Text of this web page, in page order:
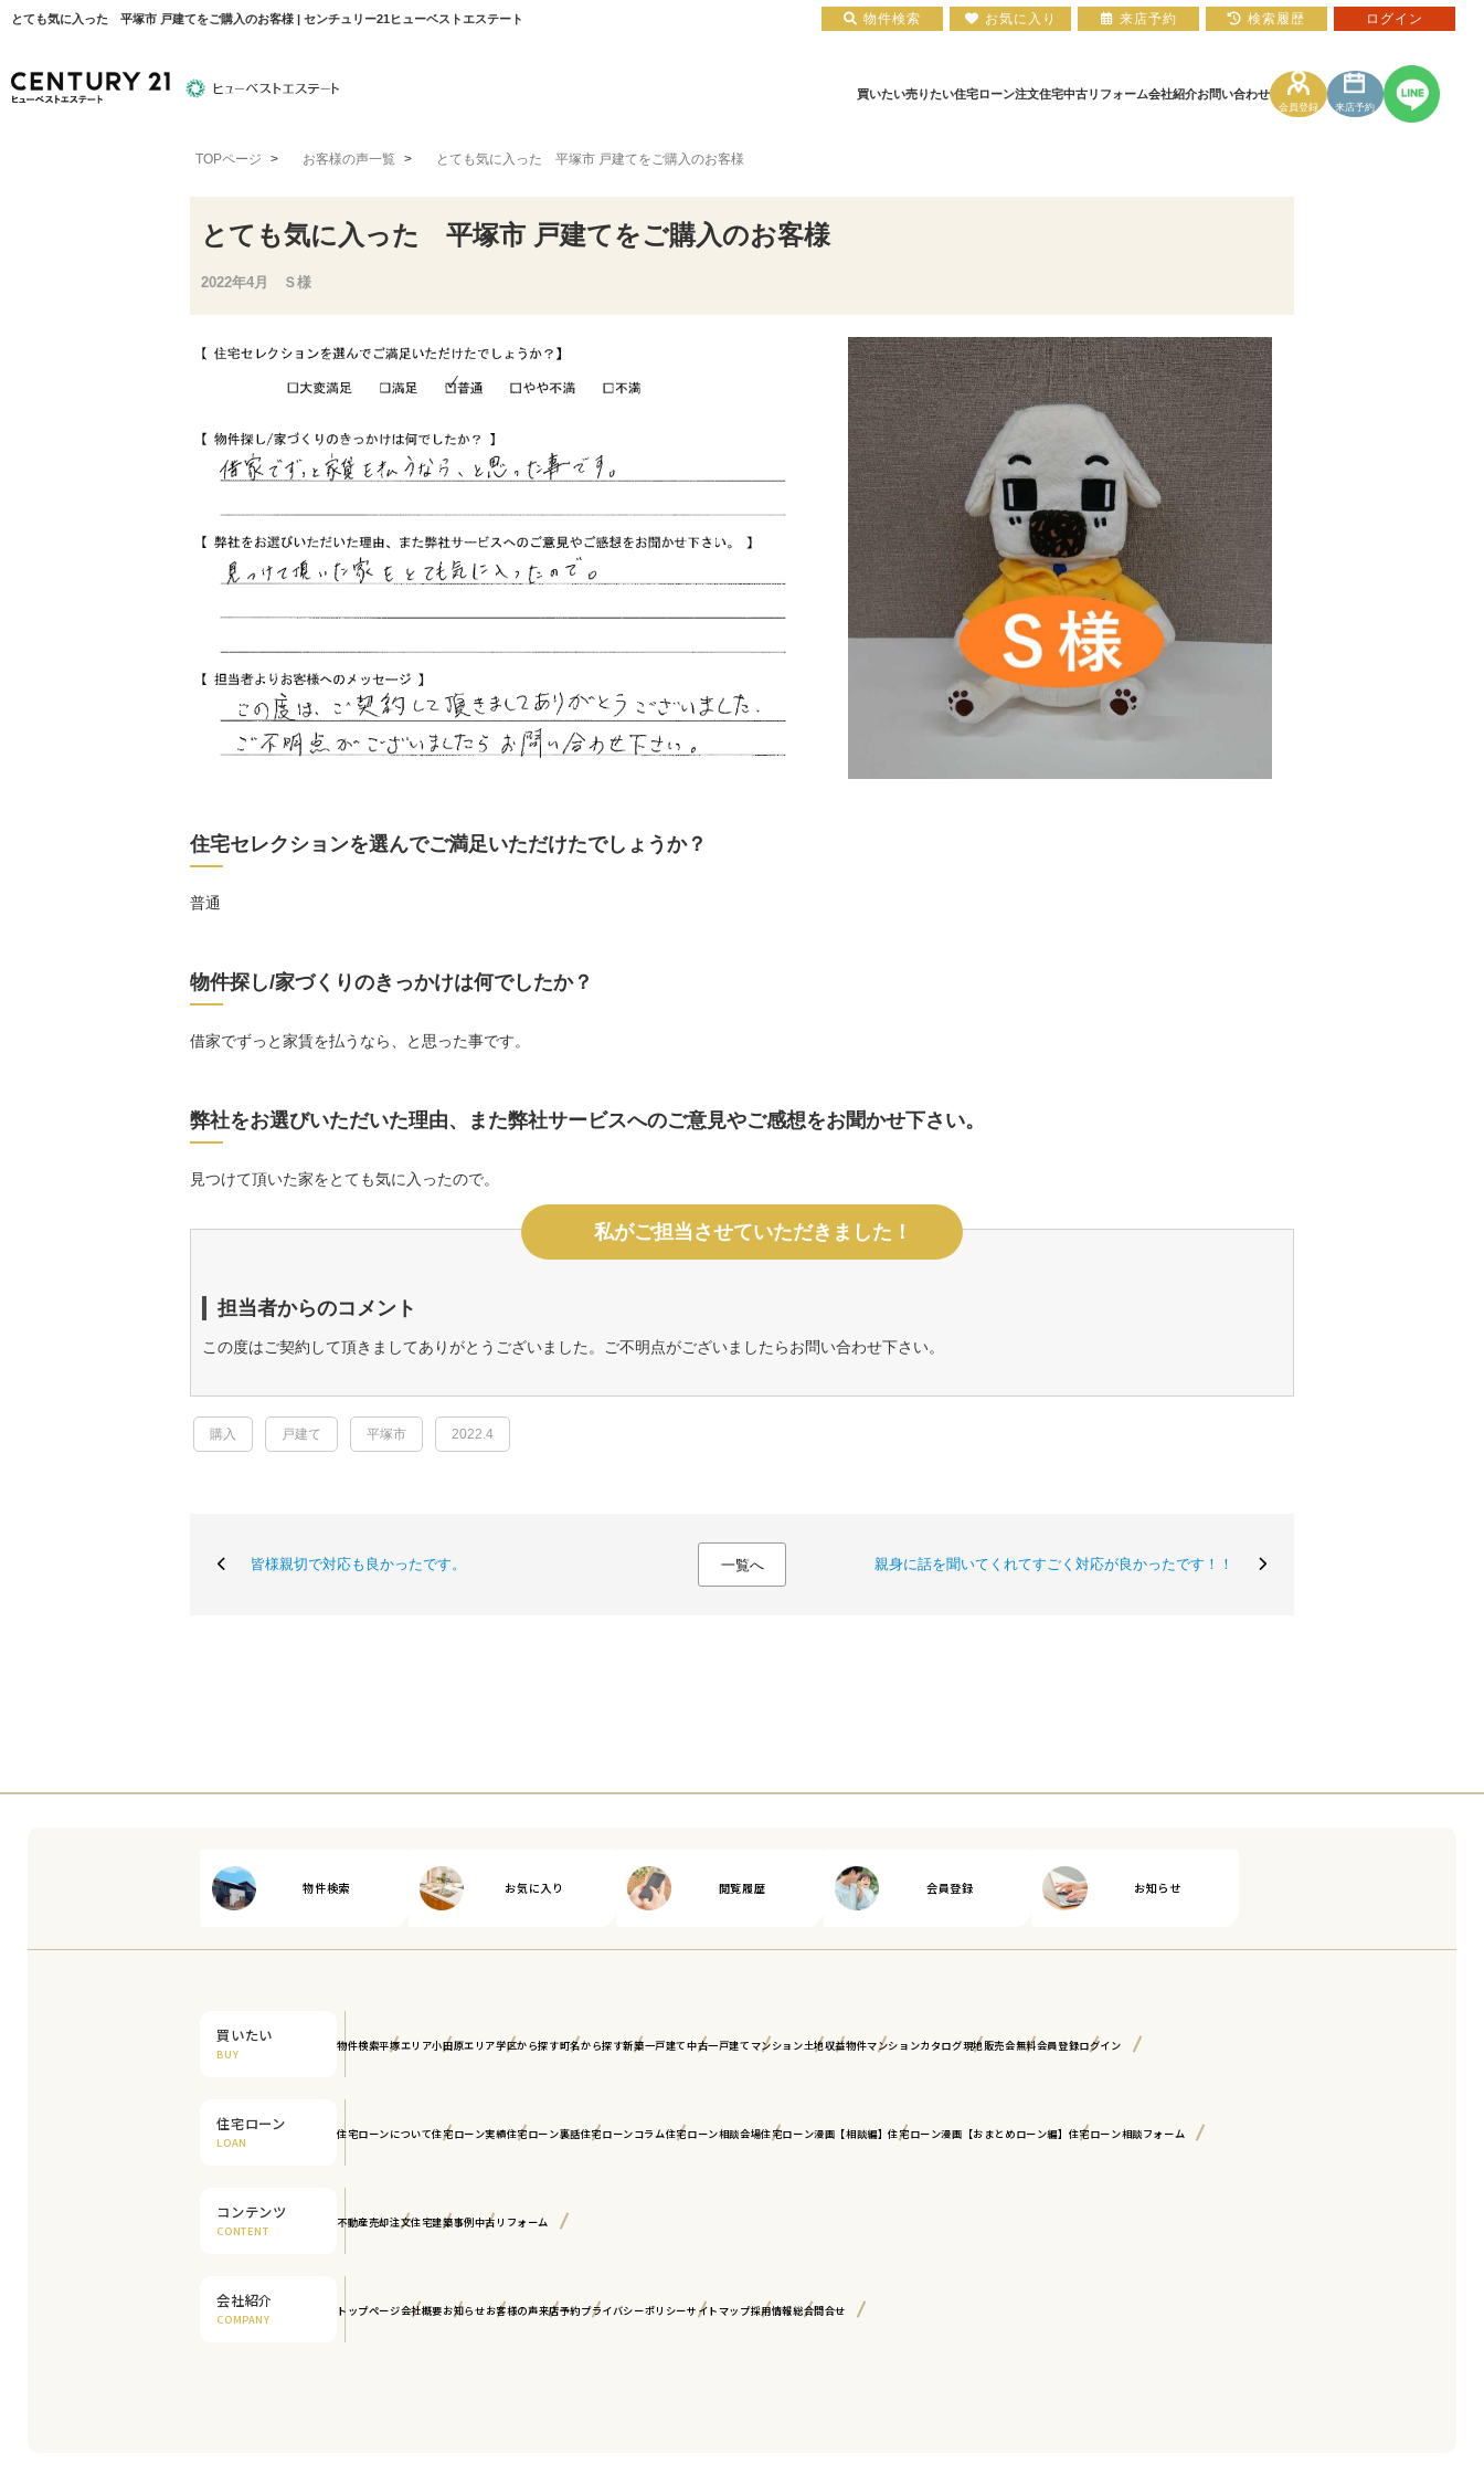
とても気に入った 平塚市 戸建てをご購入のお客様 | センチュリー21ヒューベストエステート
買いたい
物件検索 平塚エリア 小田原エリア 新築一戸建て 中古一戸建て
売りたい住宅ローン
住宅ローンについて 住宅ローン実績 住宅ローン裏話 住宅ローンコラム
注文住宅
注文住宅について
中古リフォーム会社紹介
会社概要 お知らせ お客様の声
お問い合わせ
会員登録 来店予約
TOPページ > お客様の声一覧 > とても気に入った 平塚市 戸建てをご購入のお客様
とても気に入った 平塚市 戸建てをご購入のお客様
2022年4月 Ｓ様
住宅セレクションを選んでご満足いただけたでしょうか？
普通
物件探し/家づくりのきっかけは何でしたか？
借家でずっと家賃を払うなら、と思った事です。
弊社をお選びいただいた理由、また弊社サービスへのご意見やご感想をお聞かせ下さい。
見つけて頂いた家をとても気に入ったので。
私がご担当させていただきました！
担当者からのコメント
この度はご契約して頂きましてありがとうございました。ご不明点がございましたらお問い合わせ下さい。
購入 戸建て 平塚市 2022.4
皆様親切で対応も良かったです。 一覧へ 親身に話を聞いてくれてすごく対応が良かったです！！
物件検索 お気に入り 閲覧履歴 会員登録 お知らせ
買いたい
BUY
物件検索平塚エリア小田原エリア学区から探す町名から探す新築一戸建て中古一戸建て マンション土地収益物件マンションカタログ現地販売会無料会員登録ログイン
住宅ローン
LOAN
住宅ローンについて住宅ローン実績住宅ローン裏話住宅ローンコラム住宅ローン相談会場住宅ローン漫画【相談編】住宅ローン漫画【おまとめローン編】 住宅ローン相談フォーム
コンテンツ
CONTENT
不動産売却注文住宅建築事例中古リフォーム
会社紹介
COMPANY
トップページ会社概要お知らせお客様の声来店予約プライバシーポリシーサイトマップ採用情報総合問合せ
物件検索 お気に入り 来店予約 検索履歴 ログイン